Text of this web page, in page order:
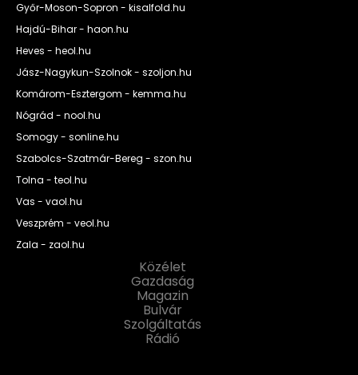
Győr-Moson-Sopron - kisalfold.hu
Hajdú-Bihar - haon.hu
Heves - heol.hu
Jász-Nagykun-Szolnok - szoljon.hu
Komárom-Esztergom - kemma.hu
Nógrád - nool.hu
Somogy - sonline.hu
Szabolcs-Szatmár-Bereg - szon.hu
Tolna - teol.hu
Vas - vaol.hu
Veszprém - veol.hu
Zala - zaol.hu
Közélet
Gazdaság
Magazin
Bulvár
Szolgáltatás
Rádió